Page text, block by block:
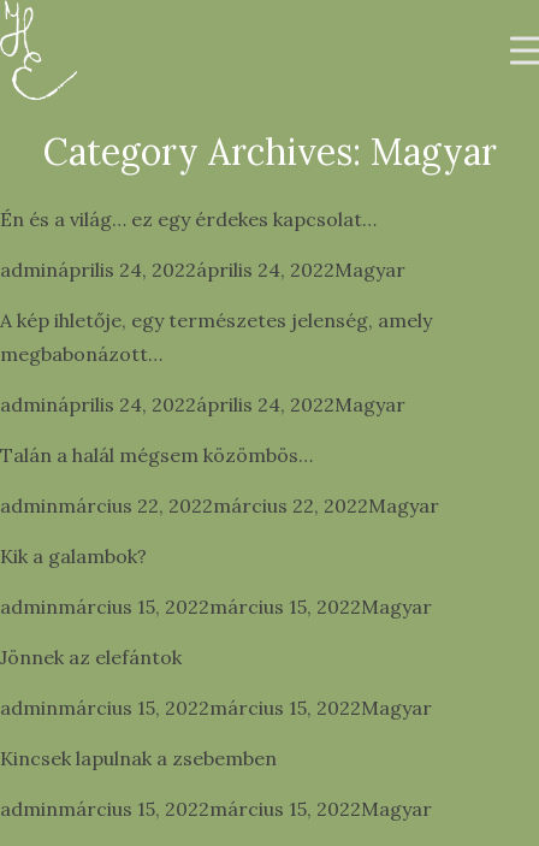
Rólam
Printek & Tárgyak
EN
0
Category Archives: Magyar
Én és a világ… ez egy érdekes kapcsolat…
Posted by
admináprilis 24, 2022április 24, 2022Posted in
Magyar
A kép ihletője, egy természetes jelenség, amely
megbabonázott…
Posted by
admináprilis 24, 2022április 24, 2022Posted in
Magyar
Talán a halál mégsem közömbös…
Posted by
adminmárcius 22, 2022március 22, 2022Posted in
Magyar
Kik a galambok?
Posted by
adminmárcius 15, 2022március 15, 2022Posted in
Magyar
Jönnek az elefántok
Posted by
adminmárcius 15, 2022március 15, 2022Posted in
Magyar
Kincsek lapulnak a zsebemben
Posted by
adminmárcius 15, 2022március 15, 2022Posted in
Magyar